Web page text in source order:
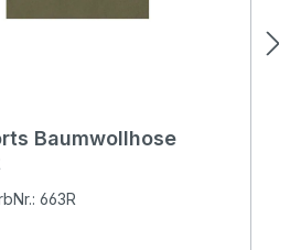
von 5 von 5 Sternen
Baumwollhose
663R